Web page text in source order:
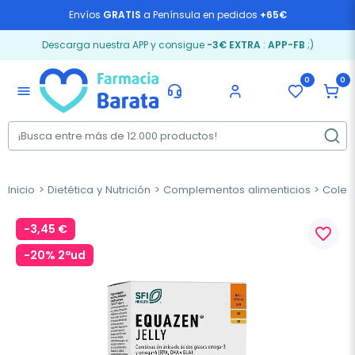
Envíos GRATIS a Península en pedidos +65€
Descarga nuestra APP y consigue -3€ EXTRA: APP-FB ;)
menu
0 0
Inicio Dietética y Nutrición Complementos alimenticios
-3,45 €
-20% 2ªud
favorite_border